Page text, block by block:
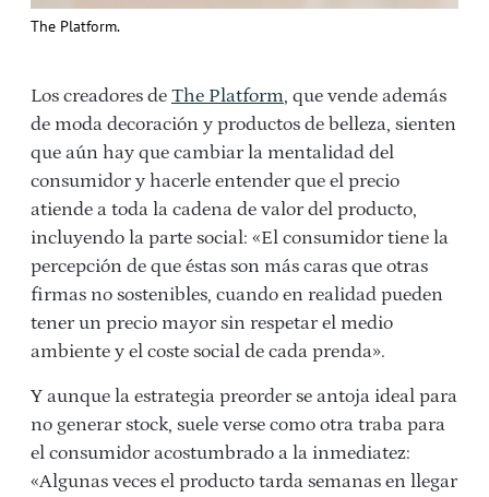
The Platform.
Los creadores de The Platform, que vende además
de moda decoración y productos de belleza, sienten
que aún hay que cambiar la mentalidad del
consumidor y hacerle entender que el precio
atiende a toda la cadena de valor del producto,
incluyendo la parte social: «El consumidor tiene la
percepción de que éstas son más caras que otras
firmas no sostenibles, cuando en realidad pueden
tener un precio mayor sin respetar el medio
ambiente y el coste social de cada prenda».
Y aunque la estrategia preorder se antoja ideal para
no generar stock, suele verse como otra traba para
el consumidor acostumbrado a la inmediatez:
«Algunas veces el producto tarda semanas en llegar